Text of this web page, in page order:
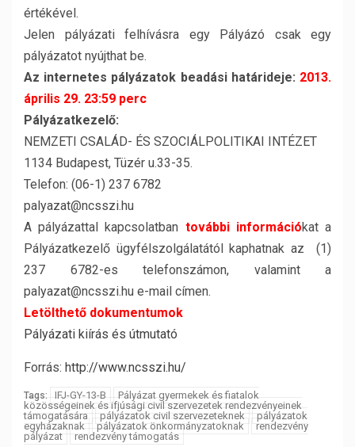
értékével.
Jelen pályázati felhívásra egy Pályázó csak egy
pályázatot nyújthat be.
Az internetes pályázatok beadási határideje: 2013.
április 29. 23:59 perc
Pályázatkezelő:
NEMZETI CSALÁD- ÉS SZOCIÁLPOLITIKAI INTÉZET
1134 Budapest, Tüzér u.33-35.
Telefon: (06-1) 237 6782
palyazat@ncsszi.hu
A pályázattal kapcsolatban további információkat a
Pályázatkezelő ügyfélszolgálatától kaphatnak az (1)
237 6782-es telefonszámon, valamint a
palyazat@ncsszi.hu e-mail címen.
Letölthető dokumentumok
Pályázati kiírás és útmutató
Forrás: http://www.ncsszi.hu/
Tags: IFJ-GY-13-B
Pályázat gyermekek és fiatalok
közösségeinek és ifjúsági civil szervezetek rendezvényeinek
támogatására
pályázatok civil szervezeteknek
pályázatok
egyházaknak
pályázatok önkormányzatoknak
rendezvény
pályázat
rendezvény támogatás